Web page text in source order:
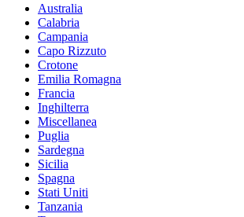
Australia
Calabria
Campania
Capo Rizzuto
Crotone
Emilia Romagna
Francia
Inghilterra
Miscellanea
Puglia
Sardegna
Sicilia
Spagna
Stati Uniti
Tanzania